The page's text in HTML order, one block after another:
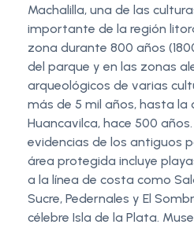
Machalilla, una de las
importante de la región
zona durante 800 años
del parque y en las zonas
arqueológicos de varias
más de 5 mil años, hasta la
Huancavilca, hace 500
evidencias de los antiguos
área protegida incluye
a la línea de costa como
Sucre, Pedernales y El
célebre Isla de la Plata.